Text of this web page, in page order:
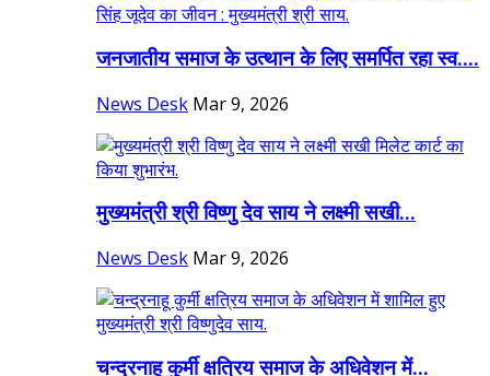
जनजातीय समाज के उत्थान के लिए समर्पित रहा स्व....
News Desk Mar 9, 2026
मुख्यमंत्री श्री विष्णु देव साय ने लक्ष्मी सखी...
News Desk Mar 9, 2026
चन्द्रनाहू कुर्मी क्षत्रिय समाज के अधिवेशन में...